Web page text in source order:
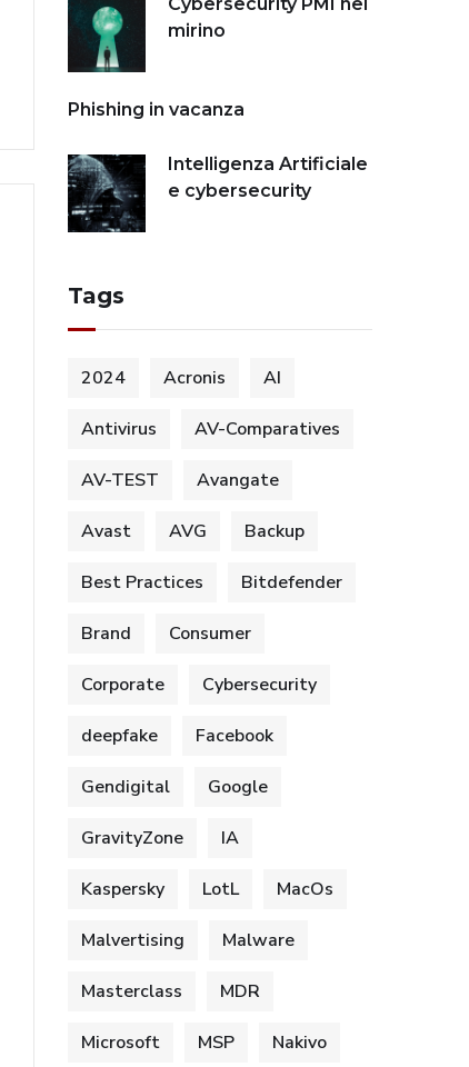
mirino
Phishing in vacanza
Intelligenza Artificiale
e cybersecurity
Tags
2024 Acronis AI
Antivirus AV-Comparatives
AV-TEST Avangate
Avast AVG Backup
Best Practices Bitdefender
Brand Consumer
Corporate Cybersecurity
deepfake Facebook
Gendigital Google
GravityZone IA
Kaspersky LotL MacOs
Malvertising Malware
Masterclass MDR
Microsoft MSP Nakivo